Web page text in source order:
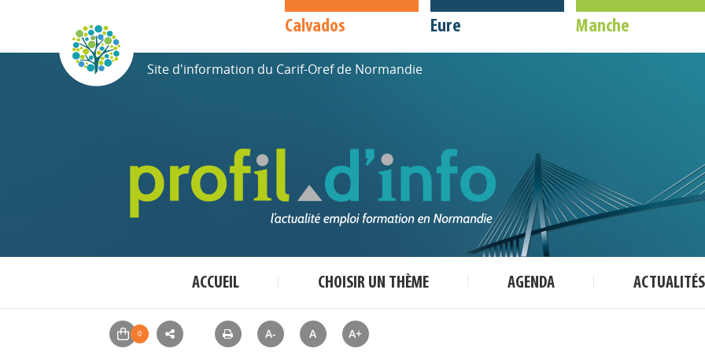
Calvados Eure Manche
Site d'information du Carif-Oref de Normandie
ACCUEIL CHOISIR UN THÈME AGENDA ACTUALITÉS
A- A A+